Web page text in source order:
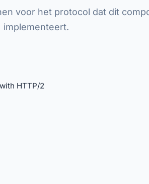
voor het protocol dat dit
implementeert.
HTTP/2